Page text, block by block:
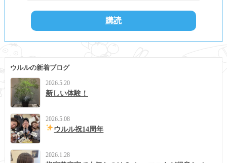
ウルルの新着ブログ
2026.5.20
新しい体験！
2026.5.08
ウルル祝14周年
2026.1.28